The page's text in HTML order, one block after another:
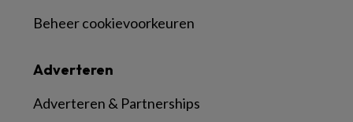
Adverteren
Adverteren & Partnerships
Beheer cookievoorkeuren